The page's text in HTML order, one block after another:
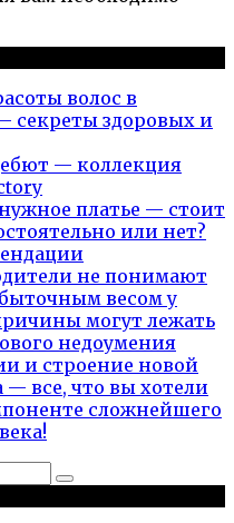
волос в
секреты здоровых и
— коллекция
платье — стоит
или нет?
не понимают
весом у
могут лежать
недоумения
и строение новой
— все, что вы хотели
сложнейшего